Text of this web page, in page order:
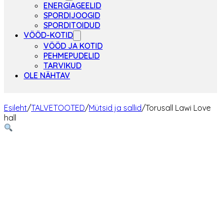
ENERGIAGEELID
SPORDIJOOGID
SPORDITOIDUD
VÖÖD-KOTID
VÖÖD JA KOTID
PEHMEPUDELID
TARVIKUD
OLE NÄHTAV
Esileht/TALVETOOTED/Mütsid ja sallid/Torusall Lawi Love
hall